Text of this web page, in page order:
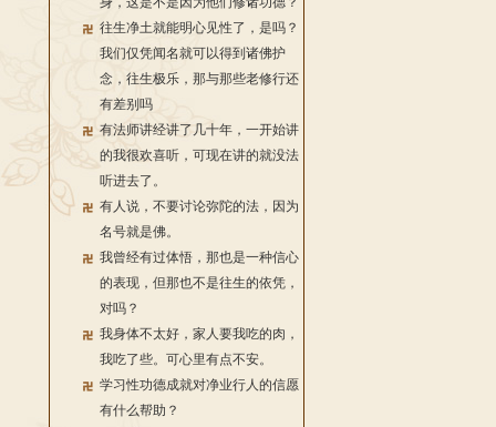
往生净土就能明心见性了，是吗？
我们仅凭闻名就可以得到诸佛护
念，往生极乐，那与那些老修行还
有差别吗
有法师讲经讲了几十年，一开始讲
的我很欢喜听，可现在讲的就没法
听进去了。
有人说，不要讨论弥陀的法，因为
名号就是佛。
我曾经有过体悟，那也是一种信心
的表现，但那也不是往生的依凭，
对吗？
我身体不太好，家人要我吃的肉，
我吃了些。可心里有点不安。
学习性功德成就对净业行人的信愿
有什么帮助？